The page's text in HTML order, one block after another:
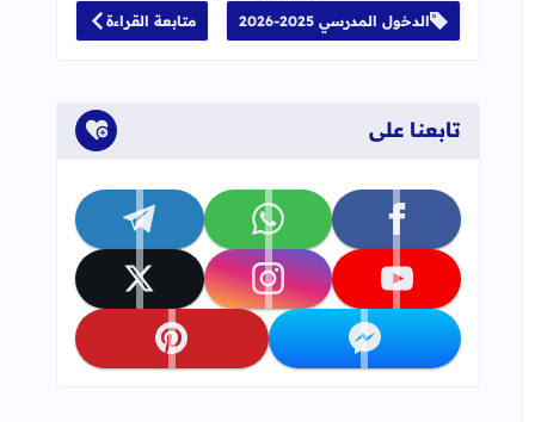
الدخول المدرسي 2025-2026 متابعة القراءة
تابعنا على
تابعنا على facebook تابعنا على whatsapp تابعنا على telegram
تابعنا على youtube تابعنا على instagram تابعنا على x
تابعنا على messenger تابعنا على pinterest